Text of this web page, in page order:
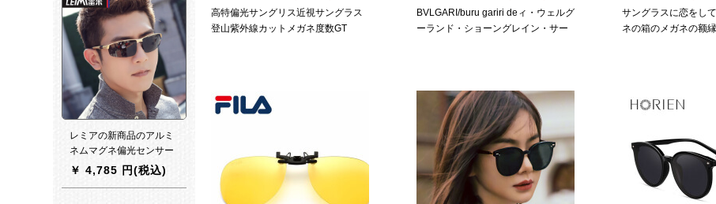
高特偏光サングリス近視サングラス
登山紫外線カットメガネ度数GT
BVLGARI/buru gariri deィ・ウェルグ
ーランド・ショーングレイン・サー
サングラスに恋をし
ネの箱のメガネの额
レミアの新商品のアルミ
ネムマグネ偏光センサー
男性サールグレスは、目
￥ 4,785 円(税込)